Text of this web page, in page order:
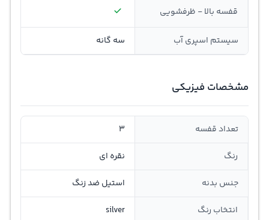
قفسه بالا - ظرفشویی
سیستم اسپری آب سه گانه
مشخصات فیزیکی
تعداد قفسه 3
رنگ نقره ای
جنس بدنه استیل ضد زنگ
انتخاب رنگ silver